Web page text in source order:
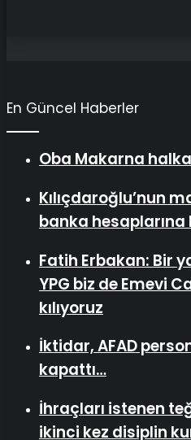
En Güncel Haberler
Oba Makarna halka
Kılıçdaroğlu’nun
banka
Fatih Erbakan: Bir
YPG biz de Emevi
kılıyoruz
İktidar, AFAD
kapattı…
İhraçları istenen
ikinci kez disiplin